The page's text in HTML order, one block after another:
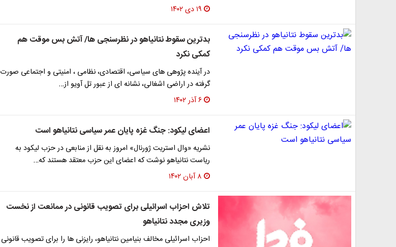
۱۹ دی ۱۴۰۲
بدترین سقوط نتانیاهو در نظرسنجی ها/ آتش بس موقت هم
کمکی نکرد
در آینده پژوهی های سیاسی، اقتصادی، نظامی ، امنیتی و اجتماعی صورت
گرفته در اراضی اشغالی، نشانه ای از عبور تل آویو از…
۶ آذر ۱۴۰۲
اعضای لیکود: جنگ غزه پایان عمر سیاسی نتانیاهو است
نشریه «وال استریت ژورنال» امروز به نقل از منابعی در حزب لیکود به
ریاست نتانیاهو نوشت که اعضای این حزب معتقد هستند که…
۸ آبان ۱۴۰۲
تلاش احزاب اسرائیلی برای تصویب قانونی در ممانعت از نخست
وزیری مجدد نتانیاهو
احزاب اسرائیلی مخالف بنیامین نتانیاهو، رایزنی ها را برای تصویب قانونی